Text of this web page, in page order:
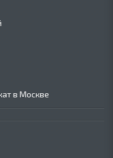
в Москве